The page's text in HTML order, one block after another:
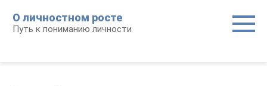
контенту
О личностном росте
Путь к пониманию личности